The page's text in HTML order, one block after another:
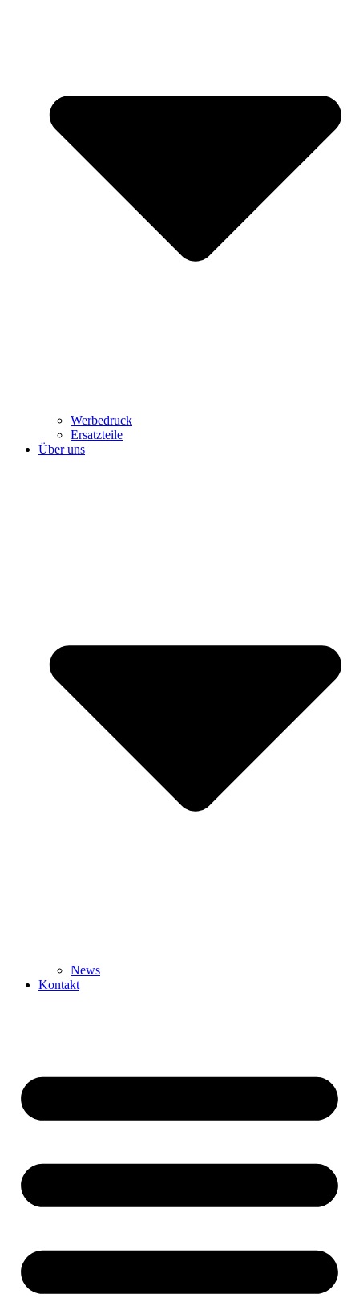
Werbedruck
Ersatzteile
Über uns
News
Kontakt